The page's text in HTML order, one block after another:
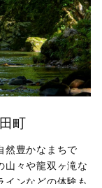
町
然豊かなまちで
山々や龍双ヶ滝な
インなどの体験も